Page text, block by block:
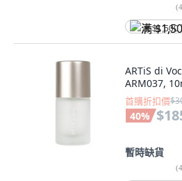
(4
满 $1,500
ARTiS di
ARM037,
首購折扣價
40%
暫時缺貨
(4